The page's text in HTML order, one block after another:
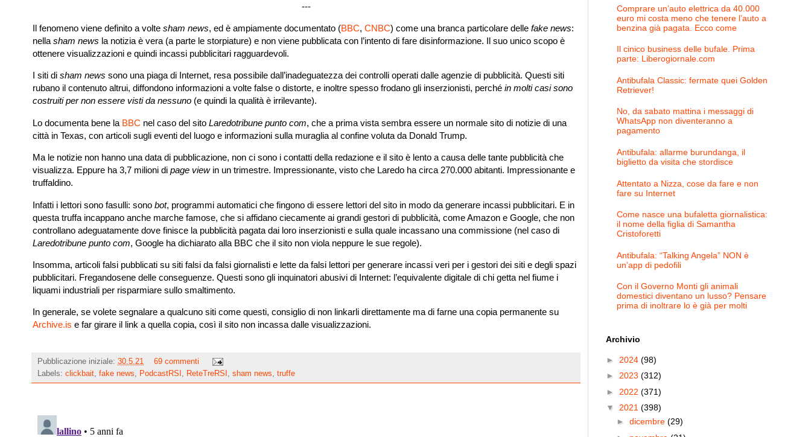
---
Il fenomeno viene definito a volte sham news, ed è ampiamente documentato (BBC, CNBC) come una branca particolare delle fake news:
nella sham news la notizia è vera (a parte le storpiature) e non viene pubblicata con l’intento di fare disinformazione. Il suo unico scopo è
ottenere visualizzazioni e quindi incassi pubblicitari ragguardevoli.
I siti di sham news sono una piaga di Internet, resa possibile dall’inadeguatezza dei controlli operati dalle agenzie di pubblicità. Questi siti
rubano il contenuto altrui, diffondono informazioni a volte false o distorte, e inoltre spesso frodano gli inserzionisti, perché in molti casi sono
costruiti per non essere visti da nessuno (e quindi la qualità è irrilevante).
Lo documenta bene la BBC nel caso del sito Laredotribune punto com, che a prima vista sembra essere un normale sito di notizie di una
città in Texas, con articoli sugli eventi del luogo e informazioni sulla muraglia al confine voluta da Donald Trump.
Ma le notizie non hanno una data di pubblicazione, non ci sono i contatti della redazione e il sito è lento a causa delle tante pubblicità che
visualizza. Eppure ha 3,7 milioni di page viewin un trimestre. Impressionante, visto che Laredo ha circa 270.000 abitanti. Impressionante e
truffaldino.
Infatti i lettori sono fasulli: sono bot, programmi automatici che fingono di essere lettori del sito in modo da generare incassi pubblicitari. E in
questa truffa incappano anche marche famose, che si affidano ciecamente ai grandi gestori di pubblicità, come Amazon e Google, che non
controllano adeguatamente dove finisce la pubblicità pagata dai loro inserzionisti e sulla quale incassano una commissione (nel caso di
Laredotribune punto com, Google ha dichiarato alla BBC che il sito non viola neppure le sue regole).
Insomma, articoli falsi pubblicati su siti falsi da falsi giornalisti e lette da falsi lettori per generare incassi veri per i gestori dei siti e degli spazi
pubblicitari. Fregandosene delle conseguenze. Questi sono gli inquinatori abusivi di Internet: l’equivalente digitale di chi getta nel fiume i
liquami industriali per risparmiare sullo smaltimento.
In generale, se volete segnalare a qualcuno siti come questi, consiglio di non linkarli direttamente ma di farne una copia permanente su
Archive.is e far girare il link a quella copia, così il sito non incassa dalle visualizzazioni.
Pubblicazione iniziale: 30.5.21
69 commenti
Labels: clickbait fake news PodcastRSI ReteTreRSI sham news truffe
Comprare un’auto elettrica da 40.000
euro mi costa meno che tenere l’auto a
benzina già pagata. Ecco come
Il cinico business delle bufale. Prima
parte: Liberogiornale.com
Antibufala Classic: fermate quei Golden
Retriever!
No, da sabato mattina i messaggi di
WhatsApp non diventeranno a
pagamento
Antibufala: allarme burundanga, il
biglietto da visita che stordisce
Attentato a Nizza, cose da fare e non
fare su Internet
Come nasce una bufaletta giornalistica:
il nome della figlia di Samantha
Cristoforetti
Antibufala: “Talking Angela” NON è
un’app di pedofili
Con il Governo Monti gli animali
domestici diventano un lusso? Pensare
prima di inoltrare lo è già per molti
Archivio
► 2024 (98)
► 2023 (312)
► 2022 (371)
▼ 2021 (398)
► dicembre (29)